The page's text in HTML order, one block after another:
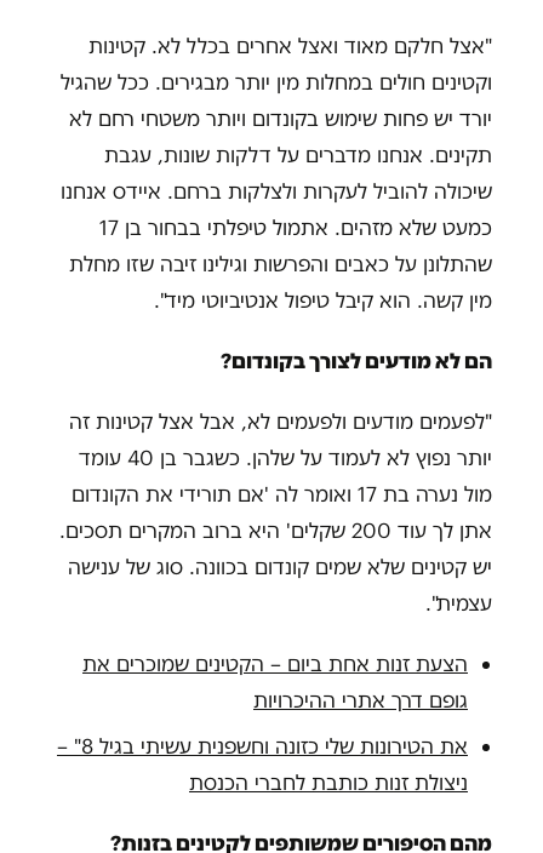
"אצל חלקם מאוד ואצל אחרים בכלל לא. קטינות
וקטינים חולים במחלות מין יותר מבגירים. ככל שהגיל
יורד יש פחות שימוש בקונדום ויותר משטחי רחם לא
תקינים. אנחנו מדברים על דלקות שונות, עגבת
שיכולה להוביל לעקרות ולצלקות ברחם. איידס אנחנו
שהתלונן על כאבים והפרשות וגילינו זיבה שזו מחלת
מין קשה. הוא קיבל טיפול אנטיביוטי מיד".
הם לא מודעים לצורך בקונדום?
"לפעמים מודעים ולפעמים לא, אבל אצל קטינות זה
יותר נפוץ לא לעמוד על שלהן. כשגבר בן 40 עומד
מול נערה בת 17 ואומר לה 'אם תורידי את הקונדום
אתן לך עוד 200 שקלים' היא ברוב המקרים תסכים.
יש קטינים שלא שמים קונדום בכוונה. סוג של ענישה
עצמית".
הצעת זנות אחת ביום – הקטינים שמוכרים את
גופם דרך אתרי ההיכרויות
את הטירונות שלי כזונה וחשפנית עשיתי בגיל 8" –
ניצולת זנות כותבת לחברי הכנסת
מהם הסיפורים שמשותפים לקטינים בזנות?